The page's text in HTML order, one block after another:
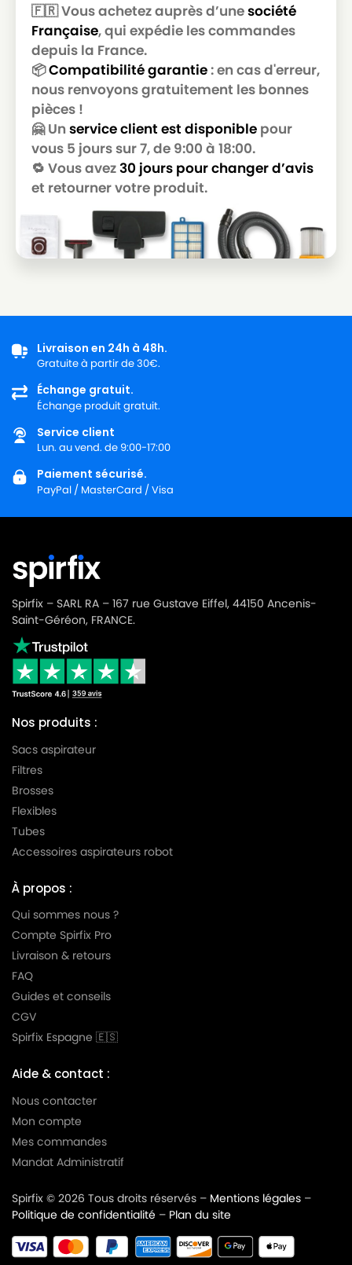
🇫🇷 Vous achetez auprès d’unesociété
Française, qui expédie les commandes
depuis la France.
📦Compatibilité garantie: en cas d'erreur,
nous renvoyons gratuitement les bonnes
pièces !
🤗 Un service client est disponible pour
vous 5 jours sur 7, de 9:00 à 18:00.
🔁 Vous avez30 jours pour changer d’avis
et retourner votre produit.
Livraison en 24h à 48h.
Gratuite à partir de 30€.
Échange gratuit.
Échange produit gratuit.
Service client
Lun. au vend. de 9:00-17:00
Paiement sécurisé.
PayPal / MasterCard / Visa
Spirfix – SARL RA – 167 rue Gustave Eiffel, 44150 Ancenis-
Saint-Géréon, FRANCE.
Nos produits :
Sacs aspirateur
Filtres
Brosses
Flexibles
Tubes
Accessoires aspirateurs robot
À propos :
Qui sommes nous ?
Compte Spirfix Pro
Livraison & retours
FAQ
Guides et conseils
CGV
Spirfix Espagne 🇪🇸
Aide & contact :
Nous contacter
Mon compte
Mes commandes
Mandat Administratif
Spirfix © 2026 Tous droits réservés – Mentions légales –
Politique de confidentialité – Plan du site